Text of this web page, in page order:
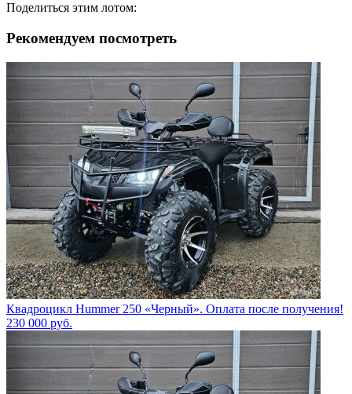
Поделиться этим лотом:
Рекомендуем посмотреть
Квадроцикл Hummer 250 «Черный». Оплата после получения!
230 000 руб.